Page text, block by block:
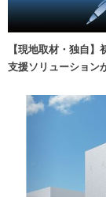
【現地取材・独自
支援ソリューション